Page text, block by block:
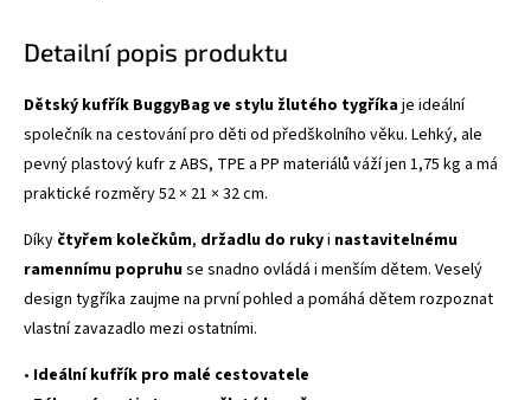
Detailní popis produktu
Dětský kufřík BuggyBag ve stylu žlutého tygříkaje ideální
společník na cestování pro děti od předškolního věku. Lehký, ale
pevný plastový kufr z ABS, TPE a PP materiálů váží jen 1,75 kg a má
praktické rozměry 52 × 21 × 32 cm.
Díky čtyřem kolečkům, držadlu do rukyi nastavitelnému
ramennímu popruhuse snadno ovládá i menším dětem. Veselý
design tygříka zaujme na první pohled a pomáhá dětem rozpoznat
vlastní zavazadlo mezi ostatními.
• Ideální kufřík pro malé cestovatele